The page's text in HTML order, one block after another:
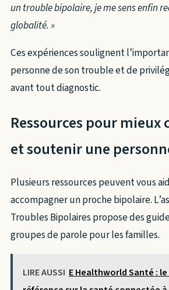
un trouble bipolaire, je me sens enfin
globalité. »
Ces expériences soulignent
personne de son trouble et de
avant tout diagnostic.
Ressources pour mieux
et soutenir une
Plusieurs ressources peuvent vous
accompagner un proche bipolaire.
Troubles Bipolaires propose des
groupes de parole pour les familles.
LIRE AUSSI E Healthworld Santé :